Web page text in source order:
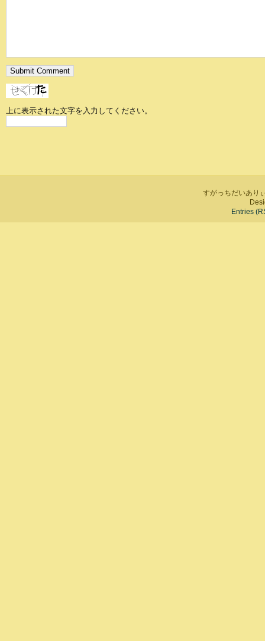
上に表示された文字を入力してください。
すがっちだいあり
Entries